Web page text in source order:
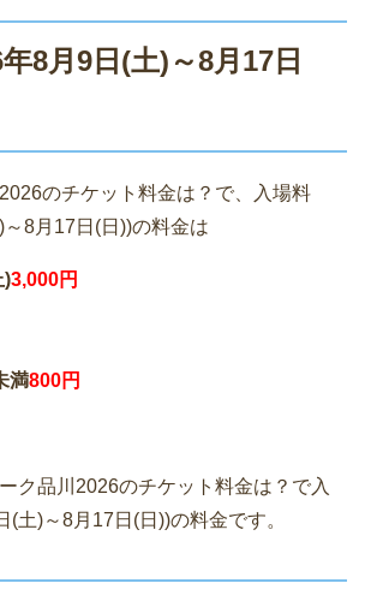
8月9日(土)～8月17日
のチケット料金は？で、入場料
8月17日(日))の料金は
)3,000円
満800円
ク品川2026のチケット料金は？で入
(土)～8月17日(日))の料金です。